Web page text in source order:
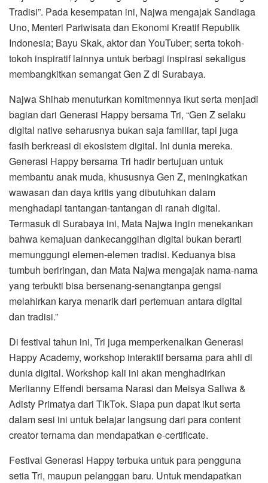
Tradisi”. Pada kesempatan ini, Najwa mengajak Sandiaga
Uno, Menteri Pariwisata dan Ekonomi Kreatif Republik
Indonesia; Bayu Skak, aktor dan YouTuber; serta tokoh-
tokoh inspiratif lainnya untuk berbagi inspirasi sekaligus
membangkitkan semangat Gen Z di Surabaya.
Najwa Shihab menuturkan komitmennya ikut serta menjadi
bagian dari Generasi Happy bersama Tri, “Gen Z selaku
digital native seharusnya bukan saja familiar, tapi juga
fasih berkreasi di ekosistem digital. Ini dunia mereka.
Generasi Happy bersama Tri hadir bertujuan untuk
membantu anak muda, khususnya Gen Z, meningkatkan
wawasan dan daya kritis yang dibutuhkan dalam
menghadapi tantangan-tantangan di ranah digital.
Termasuk di Surabaya ini, Mata Najwa ingin menekankan
bahwa kemajuan dankecanggihan digital bukan berarti
memunggungi elemen-elemen tradisi. Keduanya bisa
tumbuh beriringan, dan Mata Najwa mengajak nama-nama
yang terbukti bisa bersenang-senangtanpa gengsi
melahirkan karya menarik dari pertemuan antara digital
dan tradisi.”
Di festival tahun ini, Tri juga memperkenalkan Generasi
Happy Academy, workshop interaktif bersama para ahli di
dunia digital. Workshop kali ini akan menghadirkan
Merlianny Effendi bersama Narasi dan Meisya Sallwa &
Adisty Primatya dari TikTok. Siapa pun dapat ikut serta
dalam sesi ini untuk belajar langsung dari para content
creator ternama dan mendapatkan e-certificate.
Festival Generasi Happy terbuka untuk para pengguna
setia Tri, maupun pelanggan baru. Untuk mendapatkan